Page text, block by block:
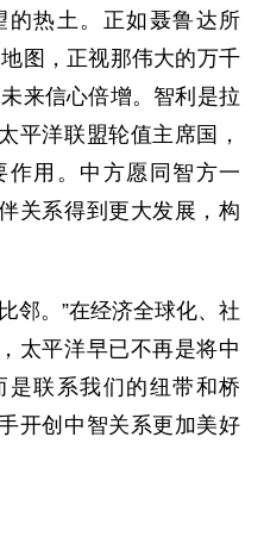
热土。正如聂鲁达所
图，正视那伟大的万千
来信心倍增。智利是拉
平洋联盟轮值主席国，
用。中方愿同智方一
关系得到更大发展，构
。”在经济全球化、社
太平洋早已不再是将中
是联系我们的纽带和桥
开创中智关系更加美好